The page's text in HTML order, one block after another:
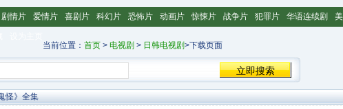
剧情片 爱情片 喜剧片 科幻片 恐怖片 动画片 惊悚片 战争片 犯罪片 华语连续剧
当前位置： 首页 > 电视剧 > 日韩电视剧>下载页面
怪》全集